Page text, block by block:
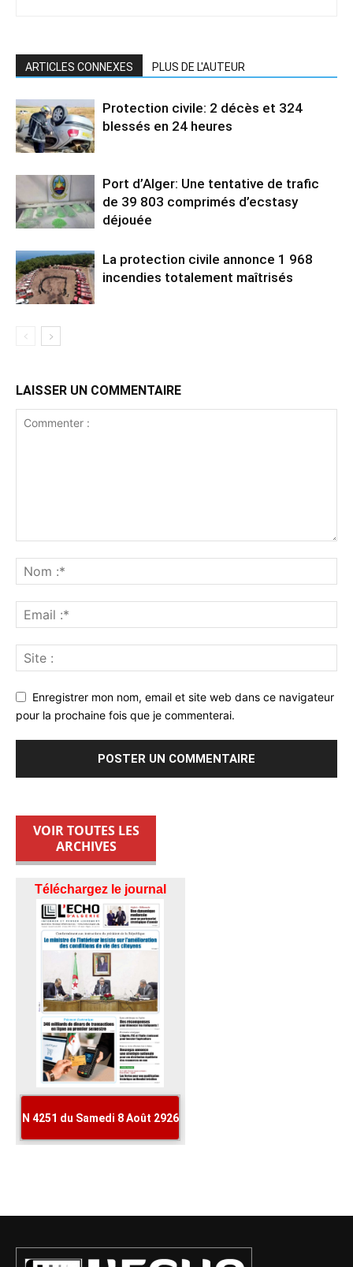
ARTICLES CONNEXES PLUS DE L'AUTEUR
Protection civile: 2 décès et 324
blessés en 24 heures
Port d’Alger: Une tentative de trafic
de 39 803 comprimés d’ecstasy
déjouée
La protection civile annonce 1 968
incendies totalement maîtrisés
LAISSER UN COMMENTAIRE
Enregistrer mon nom, email et site web dans ce navigateur
pour la prochaine fois que je commenterai.
VOIR TOUTES LES
ARCHIVES